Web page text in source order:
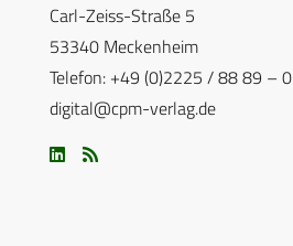
Carl-Zeiss-Straße 5
53340 Meckenheim
Telefon: +49 (0)2225 / 88 89 – 0
digital@cpm-verlag.de